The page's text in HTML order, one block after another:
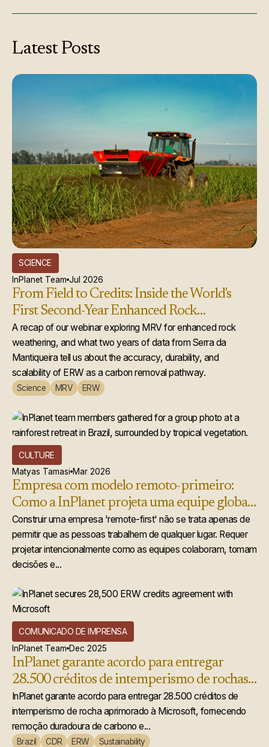
Latest Posts
SCIENCE
InPlanet Team Jul 2026
From Field to Credits: Inside the World's
First Second-Year Enhanced Rock
Weathering Credit Issuance
A recap of our webinar exploring MRV for enhanced rock
weathering, and what two years of data from Serra da
Mantiqueira tell us about the accuracy, durability, and
scalability of ERW as a carbon removal pathway.
Science MRV ERW
CULTURE
Matyas Tamasi Mar 2026
Empresa com modelo remoto-primeiro:
Como a InPlanet projeta uma equipe global
que realmente funciona
Construir uma empresa 'remote-first' não se trata apenas de
permitir que as pessoas trabalhem de qualquer lugar. Requer
projetar intencionalmente como as equipes colaboram, tomam
decisões e...
COMUNICADO DE IMPRENSA
InPlanet Team Dec 2025
InPlanet garante acordo para entregar
28.500 créditos de intemperismo de rochas
acelerado à Microsoft
InPlanet garante acordo para entregar 28.500 créditos de
intemperismo de rocha aprimorado à Microsoft, fornecendo
remoção duradoura de carbono e...
Brazil CDR ERW Sustainability